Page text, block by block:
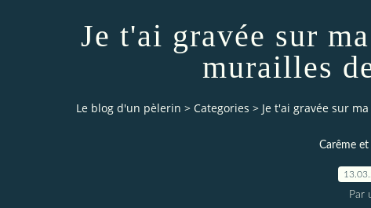
Je t'ai gravée sur
murailles
Le blog d'un pèlerin > Categories > Je t'ai gravée sur
Carême et
Par